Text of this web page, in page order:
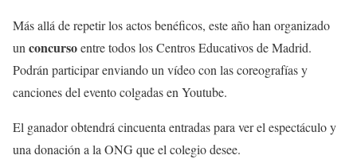
Más allá de repetir los actos benéficos, este año han organizado
unconcursoentre todos los Centros Educativos de Madrid.
Podrán participar enviando un vídeo con las coreografías y
canciones del evento colgadas en Youtube.
El ganador obtendrá cincuenta entradas para ver el espectáculo y
una donación a la ONG que el colegio desee.